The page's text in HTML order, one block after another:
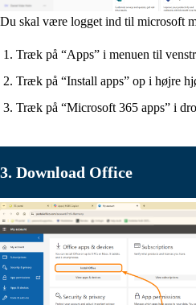
Du skal være logget ind til microsoft
Træk på “Apps” i menuen til
Træk på “Install apps” op i højre
Træk på “Microsoft 365 apps” i
3. Download Office